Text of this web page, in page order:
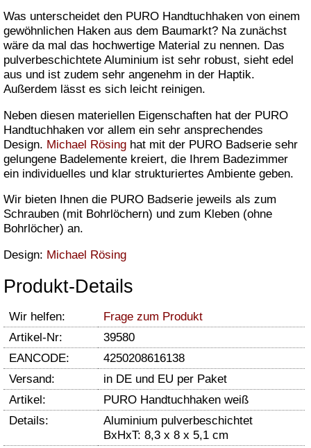
Was unterscheidet den PURO Handtuchhaken von einem
gewöhnlichen Haken aus dem Baumarkt? Na zunächst
wäre da mal das hochwertige Material zu nennen. Das
pulverbeschichtete Aluminium ist sehr robust, sieht edel
aus und ist zudem sehr angenehm in der Haptik.
Außerdem lässt es sich leicht reinigen.
Neben diesen materiellen Eigenschaften hat der PURO
Handtuchhaken vor allem ein sehr ansprechendes
Design. Michael Rösing hat mit der PURO Badserie sehr
gelungene Badelemente kreiert, die Ihrem Badezimmer
ein individuelles und klar strukturiertes Ambiente geben.
Wir bieten Ihnen die PURO Badserie jeweils als zum
Schrauben (mit Bohrlöchern) und zum Kleben (ohne
Bohrlöcher) an.
Design: Michael Rösing
Produkt-Details
Wir helfen:
Frage zum Produkt
Artikel-Nr:
39580
EANCODE:
4250208616138
Versand:
in DE und EU per Paket
Artikel:
PURO Handtuchhaken weiß
Details:
Aluminium pulverbeschichtet
BxHxT: 8,3 x 8 x 5,1 cm